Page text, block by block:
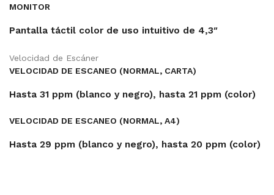
MONITOR
Pantalla táctil color de uso intuitivo de 4,3″
Velocidad de Escáner
VELOCIDAD DE ESCANEO (NORMAL, CARTA)
Hasta 31 ppm (blanco y negro), hasta 21 ppm (color)
VELOCIDAD DE ESCANEO (NORMAL, A4)
Hasta 29 ppm (blanco y negro), hasta 20 ppm (color)